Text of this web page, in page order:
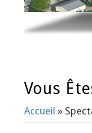
Vous
Accueil »